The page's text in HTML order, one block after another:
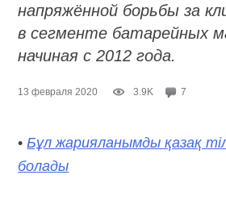
напряжённой борьбы за
в сегменте батарейных
начиная с 2012 года.
13 февраля 2020 3.9K 7
•Бұл жарияланымды қазақ
болады